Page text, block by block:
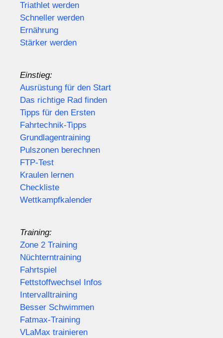
Triathlet werden
Schneller werden
Ernährung
Stärker werden
Einstieg:
Ausrüstung für den Start
Das richtige Rad finden
Tipps für den Ersten
Fahrtechnik-Tipps
Grundlagentraining
Pulszonen berechnen
FTP-Test
Kraulen lernen
Checkliste
Wettkampfkalender
Training:
Zone 2 Training
Nüchterntraining
Fahrtspiel
Fettstoffwechsel Infos
Intervalltraining
Besser Schwimmen
Fatmax-Training
VLaMax trainieren